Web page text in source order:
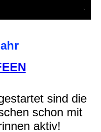
sind die
schon mit
aktiv!